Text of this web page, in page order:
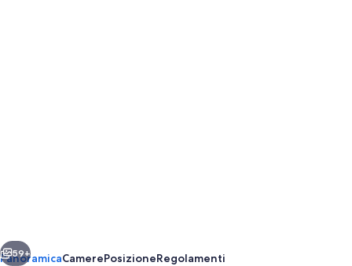
Avanti
59+
PanoramicaCamerePosizioneRegolamenti